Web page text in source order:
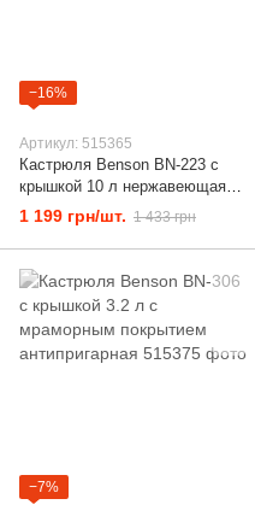
−16%
Артикул: 515365
Кастрюля Benson BN-223 с
крышкой 10 л нержавеющая
сталь
1 199 грн/шт. 1 433 грн
−7%